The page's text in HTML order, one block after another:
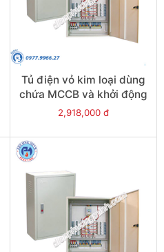
Tủ điện vỏ kim loại dùng
chứa MCCB và khởi động
từ - Model CKE9+7
2,918,000 đ